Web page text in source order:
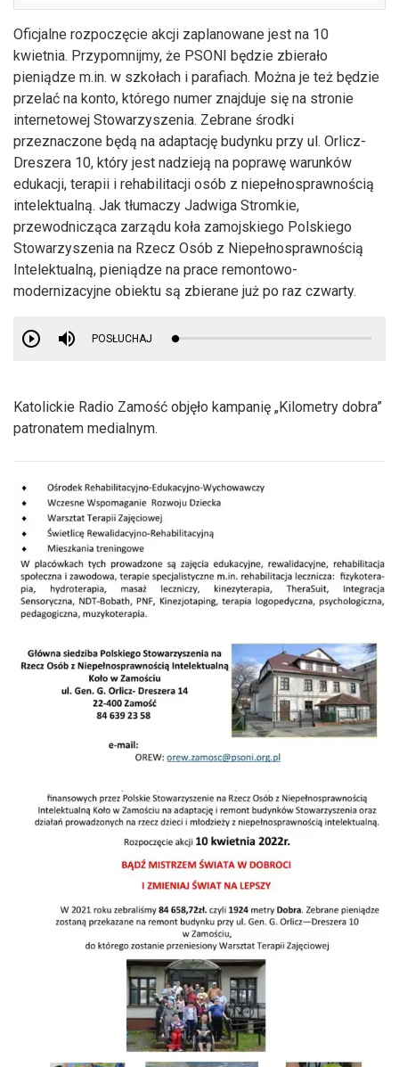
Oficjalne rozpoczęcie akcji zaplanowane jest na 10
kwietnia. Przypomnijmy, że PSONI będzie zbierało
pieniądze m.in. w szkołach i parafiach. Można je też będzie
przelać na konto, którego numer znajduje się na stronie
internetowej Stowarzyszenia. Zebrane środki
przeznaczone będą na adaptację budynku przy ul. Orlicz-
Dreszera 10, który jest nadzieją na poprawę warunków
edukacji, terapii i rehabilitacji osób z niepełnosprawnością
intelektualną. Jak tłumaczy Jadwiga Stromkie,
przewodnicząca zarządu koła zamojskiego Polskiego
Stowarzyszenia na Rzecz Osób z Niepełnosprawnością
Intelektualną, pieniądze na prace remontowo-
modernizacyjne obiektu są zbierane już po raz czwarty.
POSŁUCHAJ
Katolickie Radio Zamość objęło kampanię „Kilometry dobra”
patronatem medialnym.